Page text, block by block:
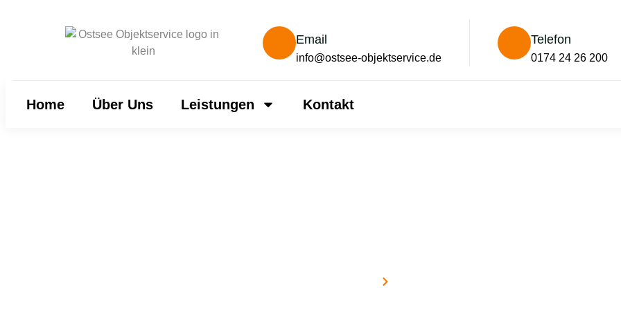
Email
info@ostsee-objektservice.de
Telefon
0174 24 26 200
Home Über Uns Leistungen Kontakt